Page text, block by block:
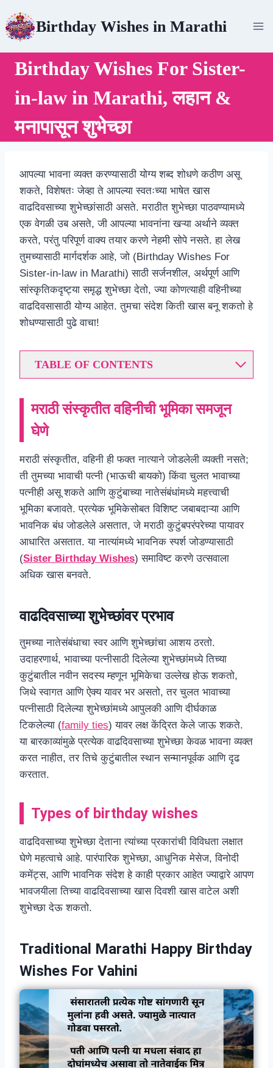
to
content
Birthday Wishes in Marathi
Birthday Wishes For Sister-
in-law in Marathi, लहान &
मनापासून शुभेच्छा
आपल्या भावना व्यक्त करण्यासाठी योग्य शब्द शोधणे कठीण असू
शकते, विशेषतः जेव्हा ते आपल्या स्वतःच्या भाषेत खास
वाढदिवसाच्या शुभेच्छांसाठी असते. मराठीत शुभेच्छा पाठवण्यामध्ये
एक वेगळी उब असते, जी आपल्या भावनांना खऱ्या अर्थाने व्यक्त
करते, परंतु परिपूर्ण वाक्य तयार करणे नेहमी सोपे नसते. हा लेख
तुमच्यासाठी मार्गदर्शक आहे, जो (Birthday Wishes For
Sister-in-law in Marathi) साठी सर्जनशील, अर्थपूर्ण आणि
सांस्कृतिकदृष्ट्या समृद्ध शुभेच्छा देतो, ज्या कोणत्याही वहिनीच्या
वाढदिवसासाठी योग्य आहेत. तुमचा संदेश किती खास बनू शकतो हे
शोधण्यासाठी पुढे वाचा!
TABLE OF CONTENTS
मराठी संस्कृतीत वहिनीची भूमिका समजून
घेणे
मराठी संस्कृतीत, वहिनी ही फक्त नात्याने जोडलेली व्यक्ती नसते;
ती तुमच्या भावाची पत्नी (भाऊची बायको) किंवा चुलत भावाच्या
पत्नीही असू शकते आणि कुटुंबाच्या नातेसंबंधांमध्ये महत्त्वाची
भूमिका बजावते. प्रत्येक भूमिकेसोबत विशिष्ट जबाबदाऱ्या आणि
भावनिक बंध जोडलेले असतात, जे मराठी कुटुंबपरंपरेच्या पायावर
आधारित असतात. या नात्यांमध्ये भावनिक स्पर्श जोडण्यासाठी
(Sister Birthday Wishes) समाविष्ट करणे उत्सवाला
अधिक खास बनवते.
वाढदिवसाच्या शुभेच्छांवर प्रभाव
तुमच्या नातेसंबंधाचा स्वर आणि शुभेच्छांचा आशय ठरतो.
उदाहरणार्थ, भावाच्या पत्नीसाठी दिलेल्या शुभेच्छांमध्ये तिच्या
कुटुंबातील नवीन सदस्य म्हणून भूमिकेचा उल्लेख होऊ शकतो,
जिथे स्वागत आणि ऐक्य यावर भर असतो, तर चुलत भावाच्या
पत्नीसाठी दिलेल्या शुभेच्छांमध्ये आपुलकी आणि दीर्घकाळ
टिकलेल्या (family ties) यावर लक्ष केंद्रित केले जाऊ शकते.
या बारकाव्यांमुळे प्रत्येक वाढदिवसाच्या शुभेच्छा केवळ भावना व्यक्त
करत नाहीत, तर तिचे कुटुंबातील स्थान सन्मानपूर्वक आणि दृढ
करतात.
Types of birthday wishes
वाढदिवसाच्या शुभेच्छा देताना त्यांच्या प्रकारांची विविधता लक्षात
घेणे महत्वाचे आहे. पारंपारिक शुभेच्छा, आधुनिक मेसेज, विनोदी
कमेंट्स, आणि भावनिक संदेश हे काही प्रकार आहेत ज्याद्वारे आपण
भावजयीला तिच्या वाढदिवसाच्या खास दिवशी खास वाटेल अशी
शुभेच्छा देऊ शकतो.
Traditional Marathi Happy Birthday
Wishes For Vahini